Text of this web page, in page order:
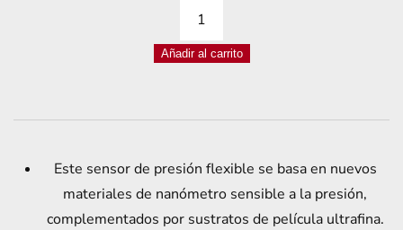
SENSOR
DF9-
cantidad
Añadir al carrito
Este sensor de presión flexible se basa en nuevos
materiales de nanómetro sensible a la presión,
complementados por sustratos de película ultrafina.